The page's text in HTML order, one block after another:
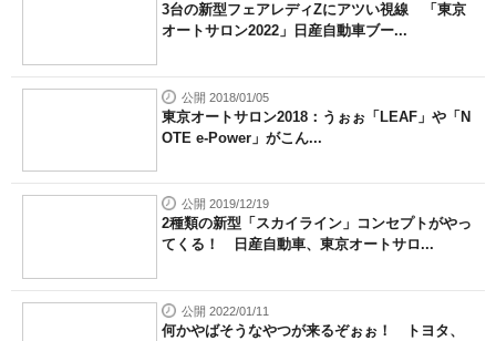
3台の新型フェアレディZにアツい視線 「東京
オートサロン2022」日産自動車ブー...
公開 2018/01/05
東京オートサロン2018：うぉぉ「LEAF」や「N
OTE e-Power」がこん...
公開 2019/12/19
2種類の新型「スカイライン」コンセプトがやっ
てくる！ 日産自動車、東京オートサロ...
公開 2022/01/11
何かやばそうなやつが来るぞぉぉ！ トヨタ、